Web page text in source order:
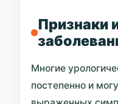
Признаки
Многие
постепенно и